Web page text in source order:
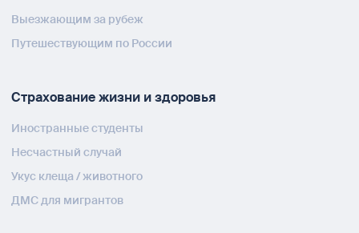
Выезжающим за рубеж
Путешествующим по России
Страхование жизни и здоровья
Иностранные студенты
Несчастный случай
Укус клеща / животного
ДМС для мигрантов